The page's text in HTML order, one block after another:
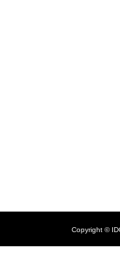
Copyright ©